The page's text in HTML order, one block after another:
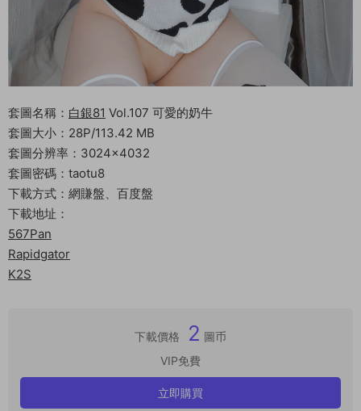
套圖名稱： 白銀81 Vol.107 可愛的奶牛
套圖大小：28P/113.42 MB
套圖分辨率：3024×4032
套圖密碼：taotu8
下載方式：網賺盤、百度盤
下載地址：
567Pan
Rapidgator
K2S
下載價格 2 圖币
VIP免費
立即購買